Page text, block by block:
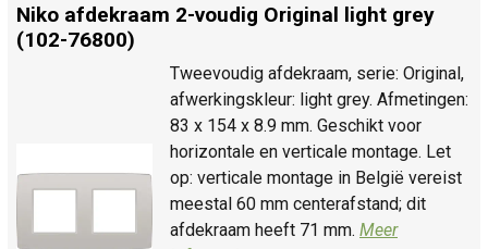
Niko afdekraam 2-voudig Original light grey
(102-76800)
Tweevoudig afdekraam, serie: Original,
afwerkingskleur: light grey. Afmetingen:
83 x 154 x 8.9 mm. Geschikt voor
horizontale en verticale montage. Let
op: verticale montage in België vereist
meestal 60 mm centerafstand; dit
afdekraam heeft 71 mm. Meer